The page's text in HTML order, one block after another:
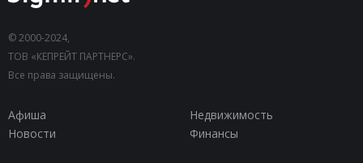
© 2000-2024,
ТОВ «КЕПРЕЙТ ПАРТНЕРС».
Все права защищены.
Афиша
Недвижимость
Новости
Финансы